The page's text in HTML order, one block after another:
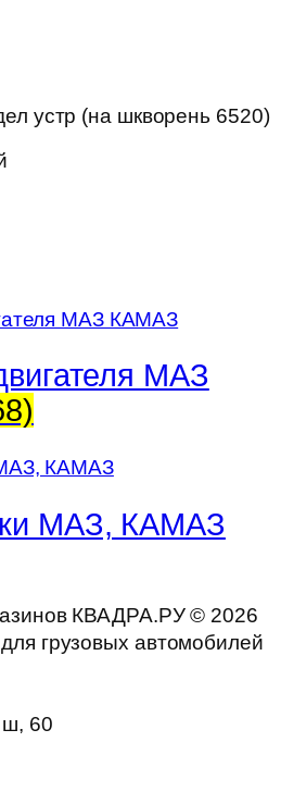
устр (на шкворень 6520)
МАЗ
МАЗ, КАМАЗ
КВАДРА.РУ © 2026
грузовых автомобилей
ш, 60